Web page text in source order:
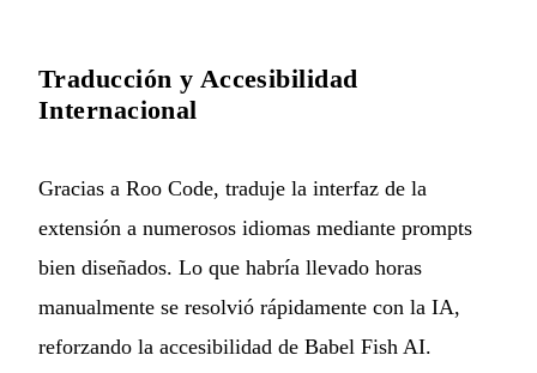
Traducción y Accesibilidad
Internacional
Gracias a Roo Code, traduje la interfaz de la
extensión a numerosos idiomas mediante prompts
bien diseñados. Lo que habría llevado horas
manualmente se resolvió rápidamente con la IA,
reforzando la accesibilidad de Babel Fish AI.